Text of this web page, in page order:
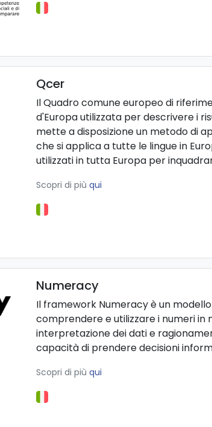
Qcer
Il Quadro comune europeo di
d'Europa utilizzata per descrivere i
mette a disposizione un metodo di
che si applica a tutte le lingue in
utilizzati in tutta Europa per
Scopri di piùqui
Numeracy
Il framework Numeracy è un
comprendere e utilizzare i numeri in
interpretazione dei dati e
capacità di prendere decisioni
Scopri di piùqui